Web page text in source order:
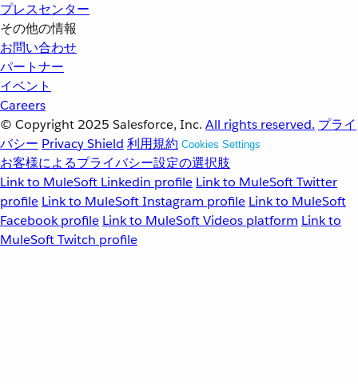
プレスセンター
その他の情報
お問い合わせ
パートナー
イベント
Careers
© Copyright 2025 Salesforce, Inc. All rights reserved. プライ
バシー Privacy Shield 利用規約 Cookies Settings
お客様によるプライバシー設定の選択肢
Link to MuleSoft Linkedin profile Link to MuleSoft Twitter
profile Link to MuleSoft Instagram profile Link to MuleSoft
Facebook profile Link to MuleSoft Videos platform Link to
MuleSoft Twitch profile